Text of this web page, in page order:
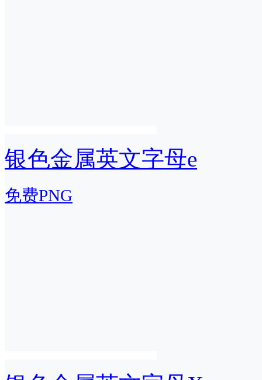
银色金属英文字母e
免费PNG